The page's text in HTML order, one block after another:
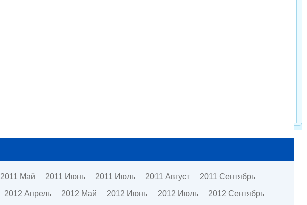
2011 Май 2011 Июнь 2011 Июль 2011 Август
2011 Сентябрь
2012 Апрель 2012 Май 2012 Июнь 2012 Июль 2012 Сентябрь